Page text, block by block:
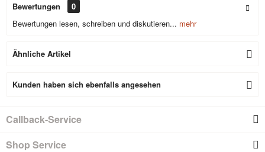
Bewertungen
0
Bewertungen lesen, schreiben und diskutieren... mehr
Ähnliche Artikel
Kunden haben sich ebenfalls angesehen
Callback-Service
Shop Service